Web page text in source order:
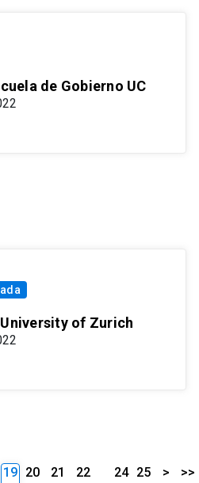
de Gobierno UC
of Zurich
19 20 21
22
24 25 > >>